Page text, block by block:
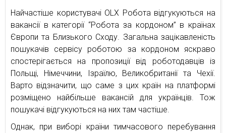
Найчастіше користувачі OLX Робота відгукуються на
вакансії в категорії “Робота за кордоном” в країнах
Європи та Близького Сходу. Загальна зацікавленість
пошукачів сервісу роботою за кордоном яскраво
спостерігається на пропозиції від роботодавців із
Польщі, Німеччини, Ізраїлю, Великобританії та Чехії.
Варто відзначити, що саме з цих країн на платформі
розміщено найбільше вакансій для українців. Тож
пошукачі відгукуються на них там частіше.
Однак, при виборі країни тимчасового перебування